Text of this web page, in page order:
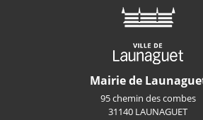
Mairie de
95 chemin des combes
31140 LAUNAGUET